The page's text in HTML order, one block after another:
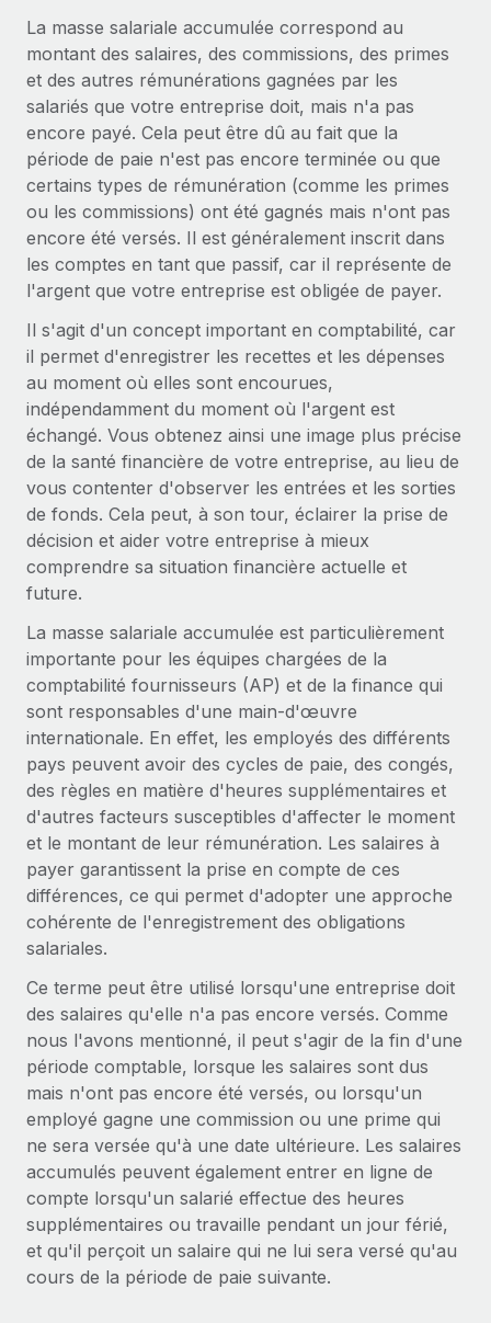
Intégrez et gérez vos freelances partout dans le monde
PEO
Sous-traitez les opérations complexes liées à l’emploi
INFRASTRUCTURE
Intégration Remote
Intégrez vos RH aux flux de travail en toute simplicité
Plateforme
Connecter Nouveau
Connectez n'importe quel outil d’IA à Remote grâce à
notre MCP
Intégrations
Rationalisez vos processus avec des outils essentiels
Demandez aux experts
l’international et la conformité
Contrôles d’antécédents
Simplifiez vos processus de présélection des
candidats
Remote Watchtower
Gardez un temps d’avance sur les risques en
matière de conformité
Gestion des appareils
Achetez et suivez vos équipements informatiques
dans le monde entier
Création d’entité
Établissez des entités rapidement et en toute
conformité
Mobilité et déménagement international
Organisez facilement le déménagement de vos
employés
Avantages sociaux
Gérez facilement les avantages sociaux
Examinez notre service par rapport aux autres
CROISSANCE
Start-ups
Des solutions agiles et internationales pour les RH et la
paie des entreprises en pleine croissance
Entreprises intermédiaires
Développez vos équipes avec des solutions RH sur
mesure
Les RH à l’international pour les grandes entreprises
TRAVAILLONS ENSEMBLE
Partenaires stratégiques de la tech
Intégrez les RH à l’international de manière flexible
Devenir partenaire
Explorez avec nous vos opportunités de partenariat
Conseil en intégrations et automatisations assistées par
ÉTUDES DE CAS
Comment Weaviate, l'as de l'IA, a développé
ses effectifs de 120 % avec Remote
Weaviate en bref Weaviate crée des infrastructures open
source et AI-first. Sa mission est...
En savoir plus
Intégration Remote x BambooHR : du local à
l’international, le recrutement sans changer de
plateforme
Impact Les clients BambooHR peuvent désormais
embaucher et gérer les employés internationaux...
En savoir plus
pays
Calculateur de paiement des freelances
Découvrez les devises disponibles et les vitesses de
paiement pour vos freelances internationaux
APPRENDRE AVEC REMOTE
Recherche et guides
Études de cas
Checklists et modèles
Descriptions de postes
Webinaires
Événements
Salle de presse
Données sur les salaires et les talents
Centre de ressources
Obtenir de l’aide
Voir toutes les ressources
BLOG
EOR et PEO
Gestion des freelances
Explorer le blog
BLOG
Mises à jour des produits de Remote :
Intégrations Gusto et Xero et Gestion des
freelances Plus
Remote a toujours pour mission d'aider les entreprises de
toute taille à embaucher, gérer et payer...
En savoir plus
Nederlands
Français
Deutsch
Español
Italiano
Português (Portugal)
日本語
한국어
中文（简体）
Connexion
La masse salariale accumulée correspond au
montant des salaires, des commissions, des primes
et des autres rémunérations gagnées par les
salariés que votre entreprise doit, mais n'a pas
encore payé. Cela peut être dû au fait que la
période de paie n'est pas encore terminée ou que
certains types de rémunération (comme les primes
ou les commissions) ont été gagnés mais n'ont pas
encore été versés. Il est généralement inscrit dans
les comptes en tant que passif, car il représente de
l'argent que votre entreprise est obligée de payer.
Il s'agit d'un concept important en comptabilité, car
il permet d'enregistrer les recettes et les dépenses
au moment où elles sont encourues,
indépendamment du moment où l'argent est
échangé. Vous obtenez ainsi une image plus précise
de la santé financière de votre entreprise, au lieu de
vous contenter d'observer les entrées et les sorties
de fonds. Cela peut, à son tour, éclairer la prise de
décision et aider votre entreprise à mieux
comprendre sa situation financière actuelle et
future.
La masse salariale accumulée est particulièrement
importante pour les équipes chargées de la
comptabilité fournisseurs (AP) et de la finance qui
sont responsables d'une main-d'œuvre
internationale. En effet, les employés des différents
pays peuvent avoir des cycles de paie, des congés,
des règles en matière d'heures supplémentaires et
d'autres facteurs susceptibles d'affecter le moment
et le montant de leur rémunération. Les salaires à
payer garantissent la prise en compte de ces
différences, ce qui permet d'adopter une approche
cohérente de l'enregistrement des obligations
salariales.
Ce terme peut être utilisé lorsqu'une entreprise doit
des salaires qu'elle n'a pas encore versés. Comme
nous l'avons mentionné, il peut s'agir de la fin d'une
période comptable, lorsque les salaires sont dus
mais n'ont pas encore été versés, ou lorsqu'un
employé gagne une commission ou une prime qui
ne sera versée qu'à une date ultérieure. Les salaires
accumulés peuvent également entrer en ligne de
compte lorsqu'un salarié effectue des heures
supplémentaires ou travaille pendant un jour férié,
et qu'il perçoit un salaire qui ne lui sera versé qu'au
cours de la période de paie suivante.